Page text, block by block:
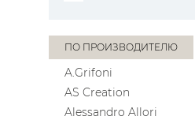
ПО ПРОИЗВОДИТЕЛЮ
A.Grifoni
AS Creation
Alessandro Allori